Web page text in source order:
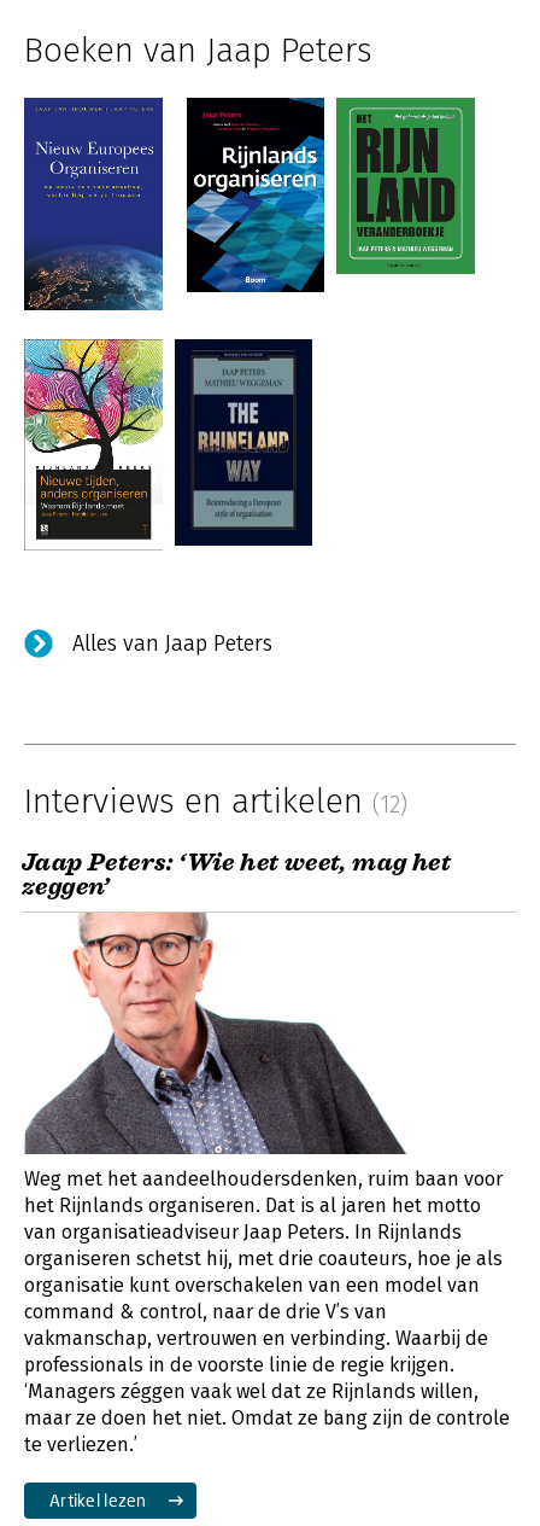
Boeken van Jaap Peters
Alles van Jaap Peters
Interviews en artikelen (12)
Jaap Peters: ‘Wie het weet, mag het
zeggen’
Weg met het aandeelhoudersdenken, ruim baan voor
het Rijnlands organiseren. Dat is al jaren het motto
van organisatieadviseur Jaap Peters. In Rijnlands
organiseren schetst hij, met drie coauteurs, hoe je als
organisatie kunt overschakelen van een model van
command & control, naar de drie V’s van
vakmanschap, vertrouwen en verbinding. Waarbij de
professionals in de voorste linie de regie krijgen.
‘Managers zéggen vaak wel dat ze Rijnlands willen,
maar ze doen het niet. Omdat ze bang zijn de controle
te verliezen.’
Artikel lezen